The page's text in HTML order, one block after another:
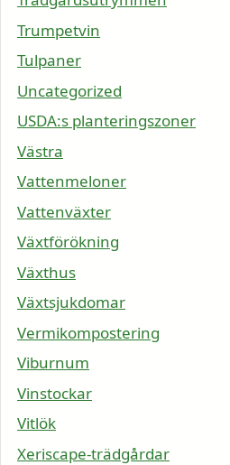
Trumpetvin
Tulpaner
Uncategorized
USDA:s planteringszoner
Västra
Vattenmeloner
Vattenväxter
Växtförökning
Växthus
Växtsjukdomar
Vermikompostering
Viburnum
Vinstockar
Vitlök
Xeriscape-trädgårdar